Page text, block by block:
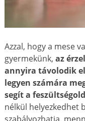
Azzal, hogy a mese
gyermekünk, az
annyira távolodik
legyen számára
segít a
nélkül helyezkedhet